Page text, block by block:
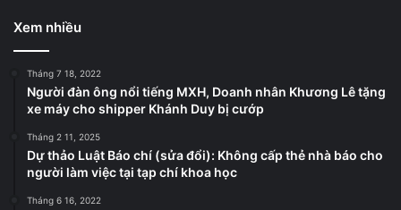
Xem nhiều
Tháng 7 18, 2022
Người đàn ông nổi tiếng MXH, Doanh nhân Khương Lê tặng
xe máy cho shipper Khánh Duy bị cướp
Tháng 2 11, 2025
Dự thảo Luật Báo chí (sửa đổi): Không cấp thẻ nhà báo cho
người làm việc tại tạp chí khoa học
Tháng 6 16, 2022